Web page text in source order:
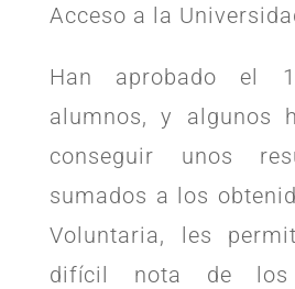
Acceso a la
Han aprobado el
alumnos, y algunos
conseguir unos
sumados a los
Voluntaria, les
difícil nota de los